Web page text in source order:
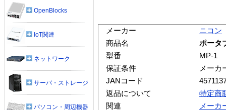
メーカー
ニコン
商品名
ポータ
型番
MP-1
保証条件
メーカ
JANコード
返品について
特定商
関連
メーカ
OpenBlocks
IoT関連
ネットワーク
サーバ・ストレージ
パソコン・周辺機器